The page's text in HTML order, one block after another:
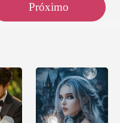
Próximo